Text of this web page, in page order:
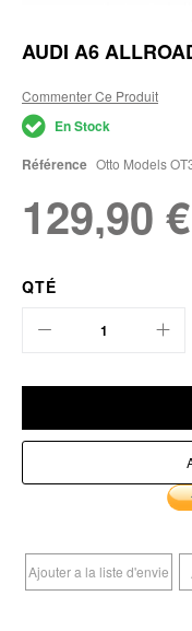
Skip
to
beginning
of
the
images
gallery
AUDI A6
Commenter Ce Produit
En Stock
Référence Otto Models
129,90 €
QTÉ
Ajouter a la liste d'envie